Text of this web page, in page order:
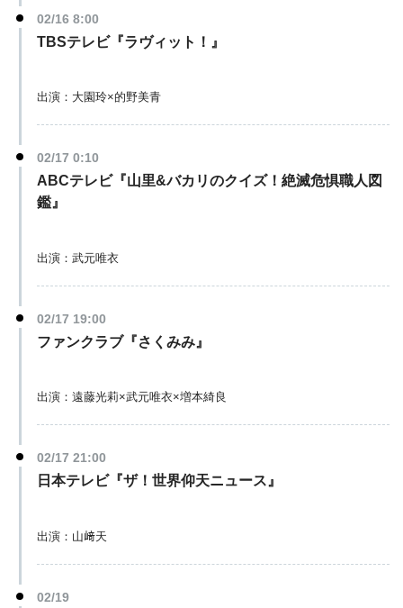
02/16 8:00
TBSテレビ『ラヴィット！』
出演：大園玲×的野美青
02/17 0:10
ABCテレビ『山里&バカリのクイズ！絶滅危惧職人図
鑑』
出演：武元唯衣
02/17 19:00
ファンクラブ『さくみみ』
出演：遠藤光莉×武元唯衣×増本綺良
02/17 21:00
日本テレビ『ザ！世界仰天ニュース』
出演：山﨑天
02/19